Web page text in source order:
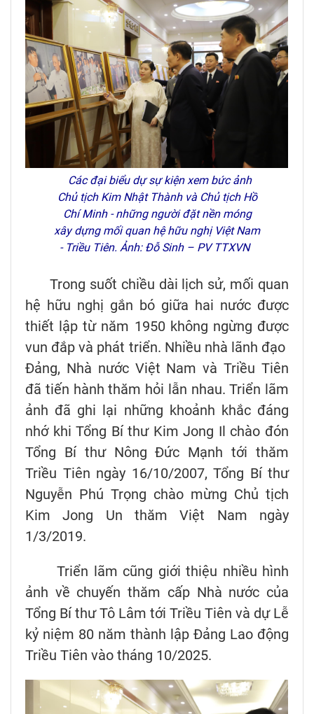
Các đại biểu dự sự kiện xem bức ảnh
Chủ tịch Kim Nhật Thành và Chủ tịch Hồ
Chí Minh - những người đặt nền móng
xây dựng mối quan hệ hữu nghị Việt Nam
- Triều Tiên. Ảnh: Đỗ Sinh – PV TTXVN
Trong suốt chiều dài lịch sử, mối quan
hệ hữu nghị gắn bó giữa hai nước được
thiết lập từ năm 1950 không ngừng được
vun đắp và phát triển. Nhiều nhà lãnh đạo
Đảng, Nhà nước Việt Nam và Triều Tiên
đã tiến hành thăm hỏi lẫn nhau. Triển lãm
ảnh đã ghi lại những khoảnh khắc đáng
nhớ khi Tổng Bí thư Kim Jong Il chào đón
Tổng Bí thư Nông Đức Mạnh tới thăm
Triều Tiên ngày 16/10/2007, Tổng Bí thư
Nguyễn Phú Trọng chào mừng Chủ tịch
Kim Jong Un thăm Việt Nam ngày
1/3/2019.
Triển lãm cũng giới thiệu nhiều hình
ảnh về chuyến thăm cấp Nhà nước của
Tổng Bí thư Tô Lâm tới Triều Tiên và dự Lễ
kỷ niệm 80 năm thành lập Đảng Lao động
Triều Tiên vào tháng 10/2025.